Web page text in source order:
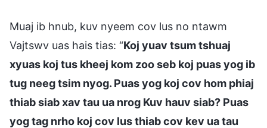
Muaj ib hnub, kuv nyeem cov lus no ntawm
Vajtswv uas hais tias: “Koj yuav tsum tshuaj
xyuas koj tus kheej kom zoo seb koj puas yog ib
tug neeg tsim nyog. Puas yog koj cov hom phiaj
thiab siab xav tau ua nrog Kuv hauv siab? Puas
yog tag nrho koj cov lus thiab cov kev ua tau